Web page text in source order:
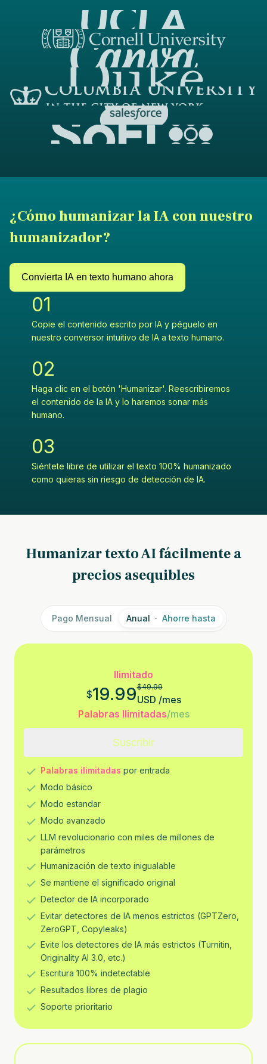
¿Cómo humanizar la IA con nuestro
humanizador?
Convierta IA en texto humano ahora
01
Copie el contenido escrito por IA y péguelo en
nuestro conversor intuitivo de IA a texto humano.
02
Haga clic en el botón 'Humanizar'. Reescribiremos
el contenido de la IA y lo haremos sonar más
humano.
03
Siéntete libre de utilizar el texto 100% humanizado
como quieras sin riesgo de detección de IA.
Humanizar texto AI fácilmente a
precios asequibles
Pago Mensual Anual · Ahorre hasta
Ilimitado
$19.99$49.99
USD /mes
Palabras Ilimitadas/mes
Suscribir
Palabras ilimitadas por entrada
Modo básico
Modo estandar
Modo avanzado
LLM revolucionario con miles de millones de
parámetros
Humanización de texto inigualable
Se mantiene el significado original
Detector de IA incorporado
Evitar detectores de IA menos estrictos (GPTZero,
ZeroGPT, Copyleaks)
Evite los detectores de IA más estrictos (Turnitin,
Originality AI 3.0, etc.)
Escritura 100% indetectable
Resultados libres de plagio
Soporte prioritario